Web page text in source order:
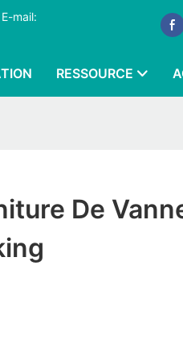
E-mail:
RESSOURCE
De